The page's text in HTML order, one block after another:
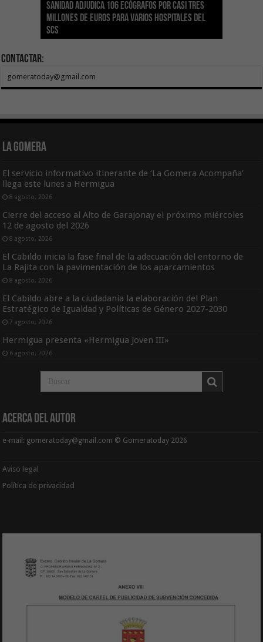
Sanidad adjudica 106 ecógrafos por casi tres
millones de euros para varios hospitales del
SCS
Gesplan logra la máxima puntuación en el
Índice de Transparencia de Canarias por cuarto
año consecutivo
El Gobierno canario concede ayudas del
POSEICAN-Pesca al sector por valor de 7,09 M€
tras aumentar las cuantías
Transición Ecológica coordina con Ashotel su
adhesión a la Red de Refugios Climáticos de
Canarias
Visocan incorpora 170 pisos a su parque de
vivienda protegida en régimen de alquiler
asequible de Tenerife
Sanidad refuerza la capacidad diagnóstica de
los centros de salud con el impulso de la
ecografía clínica
Contactar:
gomeratoday@gmail.com
La Gomera
El servicio informativo itinerante de ‘La Gomera Acompaña’
llega este lunes a Hermigua
8 agosto, 2026
Cierre del acceso al Alto de Garajonay el próximo miércoles
12 de agosto del 2026
8 agosto, 2026
El Cabildo inicia la fase final de la adecuación del entorno de
La Rajita con la pavimentación de los aparcamientos
8 agosto, 2026
El Cabildo abre a la ciudadanía la elaboración del Plan
Estratégico de Igualdad y Políticas de Género 2027-2030
7 agosto, 2026
Hermigua presenta «Hermigua Joven III»
6 agosto, 2026
Acerca del Autor
e-mail: gomeratoday@gmail.com © Gomeratoday 2026
Aviso legal
Política de privacidad